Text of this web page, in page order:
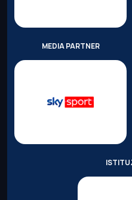
MEDIA PARTNER